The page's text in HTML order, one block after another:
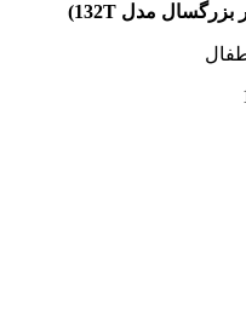
بزرگسال مدل 132T
)